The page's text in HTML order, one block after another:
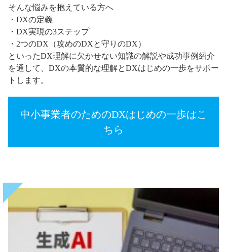
そんな悩みを抱えている方へ
・DXの定義
・DX実現の3ステップ
・2つのDX（攻めのDXと守りのDX）
といったDX理解に欠かせない知識の解説や成功事例紹介
を通して、DXの本質的な理解とDXはじめの一歩をサポー
トします。
中小事業者のためのDXはじめの一歩はこ
ちら